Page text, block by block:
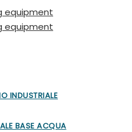
INDUSTRIALE
BASE ACQUA